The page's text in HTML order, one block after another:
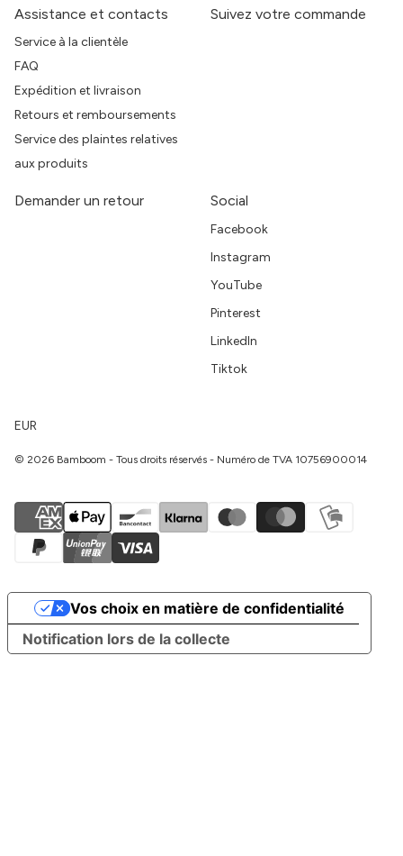
Assistance et contacts
Service à la clientèle
FAQ
Expédition et livraison
Retours et remboursements
Service des plaintes relatives
aux produits
Suivez votre commande
Demander un retour Social
Facebook
Instagram
YouTube
Pinterest
LinkedIn
Tiktok
EUR
© 2026 Bamboom - Tous droits réservés - Numéro de TVA 10756900014
Notification lors de la collecte
Vos choix en matière de confidentialité